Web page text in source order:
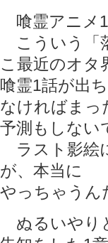
喰霊アニメ1
こういう「
こ最近のオタ
喰霊1話が出
なければまっ
予測もしない
ラスト影絵
が、本当に
やっちゃうん
ぬるいやり